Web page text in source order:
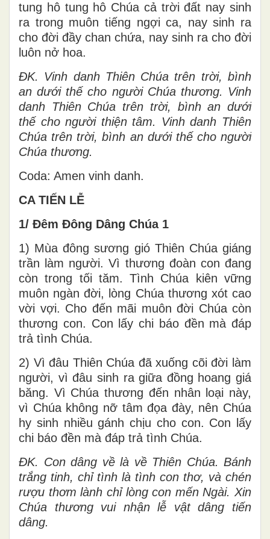
tung hô tung hô Chúa cả trời đất nay sinh
ra trong muôn tiếng ngợi ca, nay sinh ra
cho đời đầy chan chứa, nay sinh ra cho đời
luôn nở hoa.
ĐK. Vinh danh Thiên Chúa trên trời, bình
an dưới thế cho người Chúa thương. Vinh
danh Thiên Chúa trên trời, bình an dưới
thế cho người thiện tâm. Vinh danh Thiên
Chúa trên trời, bình an dưới thế cho người
Chúa thương.
Coda: Amen vinh danh.
CA TIẾN LỄ
1/ Đêm Đông Dâng Chúa 1
1) Mùa đông sương gió Thiên Chúa giáng
trần làm người. Vì thương đoàn con đang
còn trong tối tăm. Tình Chúa kiên vững
muôn ngàn đời, lòng Chúa thương xót cao
vời vợi. Cho đến mãi muôn đời Chúa còn
thương con. Con lấy chi báo đền mà đáp
trả tình Chúa.
2) Vì đâu Thiên Chúa đã xuống cõi đời làm
người, vì đâu sinh ra giữa đồng hoang giá
băng. Vì Chúa thương đến nhân loại này,
vì Chúa không nỡ tâm đọa đày, nên Chúa
hy sinh nhiều gánh chịu cho con. Con lấy
chi báo đền mà đáp trả tình Chúa.
ĐK. Con dâng về là về Thiên Chúa. Bánh
trắng tinh, chỉ tình là tình con thơ, và chén
rượu thơm lành chỉ lòng con mến Ngài. Xin
Chúa thương vui nhận lễ vật dâng tiến
dâng.